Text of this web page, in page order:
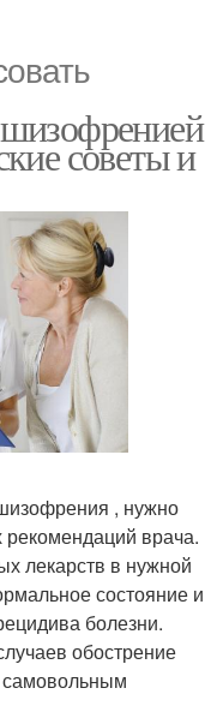
советы и
, нужно
рекомендаций врача.
лекарств в нужной
состояние и
болезни.
обострение
самовольным